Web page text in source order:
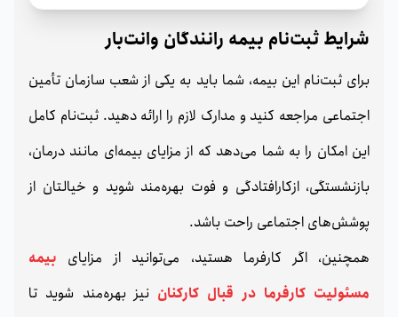
شرایط ثبت‌نام بیمه رانندگان وانت‌بار
برای ثبت‌نام این بیمه، شما باید به یکی از شعب سازمان تأمین
اجتماعی مراجعه کنید و مدارک لازم را ارائه دهید. ثبت‌نام کامل
این امکان را به شما می‌دهد که از مزایای بیمه‌ای مانند درمان،
بازنشستگی، ازکارافتادگی و فوت بهره‌مند شوید و خیالتان از
پوشش‌های اجتماعی راحت باشد.
همچنین، اگر کارفرما هستید، می‌توانید از مزایای بیمه
مسئولیت کارفرما در قبال کارکنان نیز بهره‌مند شوید تا